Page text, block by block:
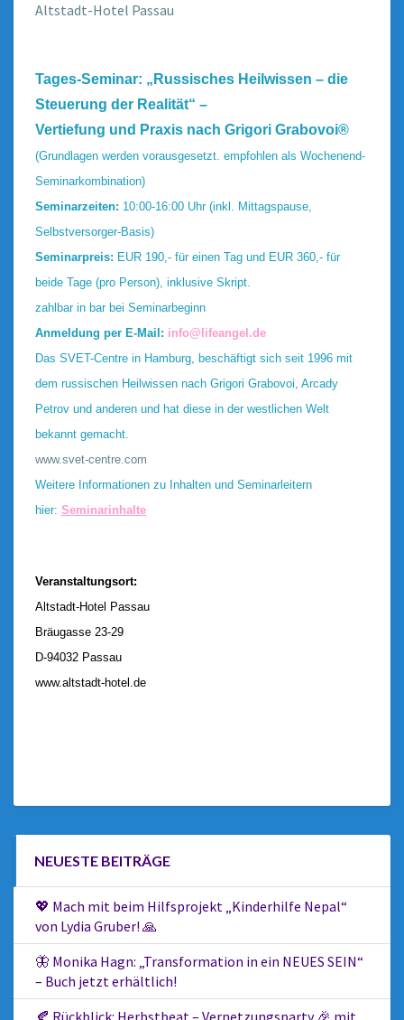
Altstadt-Hotel Passau
Tages-Seminar: „Russisches Heilwissen – die
Steuerung der Realität“ –
Vertiefung und Praxis nach Grigori Grabovoi®
(Grundlagen werden vorausgesetzt. empfohlen als Wochenend-
Seminarkombination)
Seminarzeiten: 10:00-16:00 Uhr (inkl. Mittagspause,
Selbstversorger-Basis)
Seminarpreis: EUR 190,- für einen Tag und EUR 360,- für
beide Tage (pro Person), inklusive Skript.
zahlbar in bar bei Seminarbeginn
Anmeldung per E-Mail: info@lifeangel.de
Das SVET-Centre in Hamburg, beschäftigt sich seit 1996 mit
dem russischen Heilwissen nach Grigori Grabovoi, Arcady
Petrov und anderen und hat diese in der westlichen Welt
bekannt gemacht.
www.svet-centre.com
Weitere Informationen zu Inhalten und Seminarleitern
hier: Seminarinhalte
Veranstaltungsort:
Altstadt-Hotel Passau
Bräugasse 23-29
D-94032 Passau
www.altstadt-hotel.de
NEUESTE BEITRÄGE
💖 Mach mit beim Hilfsprojekt „Kinderhilfe Nepal“
von Lydia Gruber! 🙏
🦋 Monika Hagn: „Transformation in ein NEUES SEIN“
– Buch jetzt erhältlich!